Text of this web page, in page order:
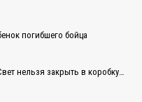
погибшего бойца
нельзя закрыть в коробку…